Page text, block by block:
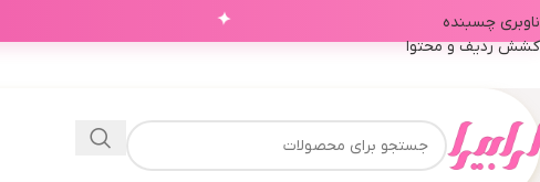
✦
ناوبری چسبنده
کشش ردیف و محتوا